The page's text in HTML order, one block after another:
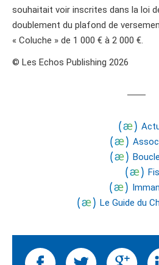
souhaitait voir inscrites dans la loi
doublement du plafond de
« Coluche » de 1 000 € à 2 000 €.
© Les Echos Publishing 2026
Le Guide du